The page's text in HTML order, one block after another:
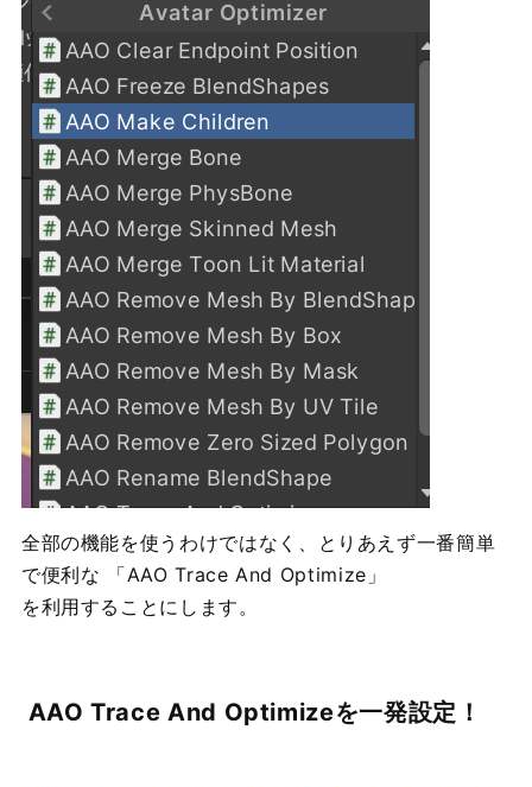
全部の機能を使うわけではなく、とりあえず一番簡単
で便利な 「AAO Trace And Optimize」
を利用することにします。
AAO Trace And Optimizeを一発設定！